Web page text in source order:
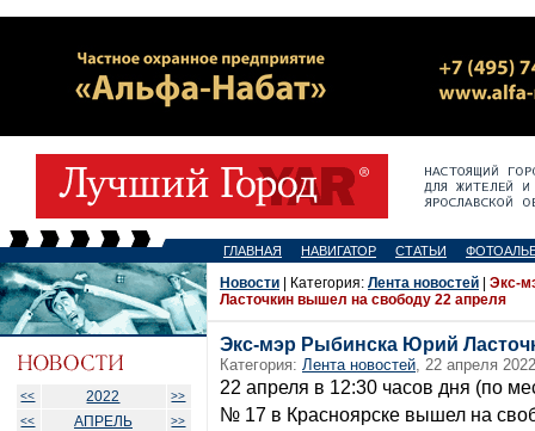
ГЛАВНАЯ НАВИГАТОР СТАТЬИ
<< 2022
>>
<<
АПРЕЛЬ >>
Новости | Категория: Лента новостей
Экс-
Ласточкин вышел на свободу 22 апреля
Экс-мэр Рыбинска Юрий
Категория: Лента новостей, 22 апреля
22 апреля в 12:30 часов дня (по
№ 17 в Красноярске вышел на